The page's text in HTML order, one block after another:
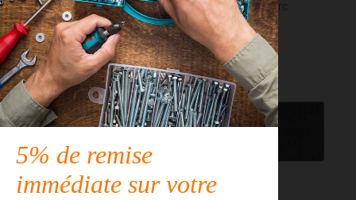
116,71 €TTC
157,48 €TTC
5% de remise
immédiate sur votre